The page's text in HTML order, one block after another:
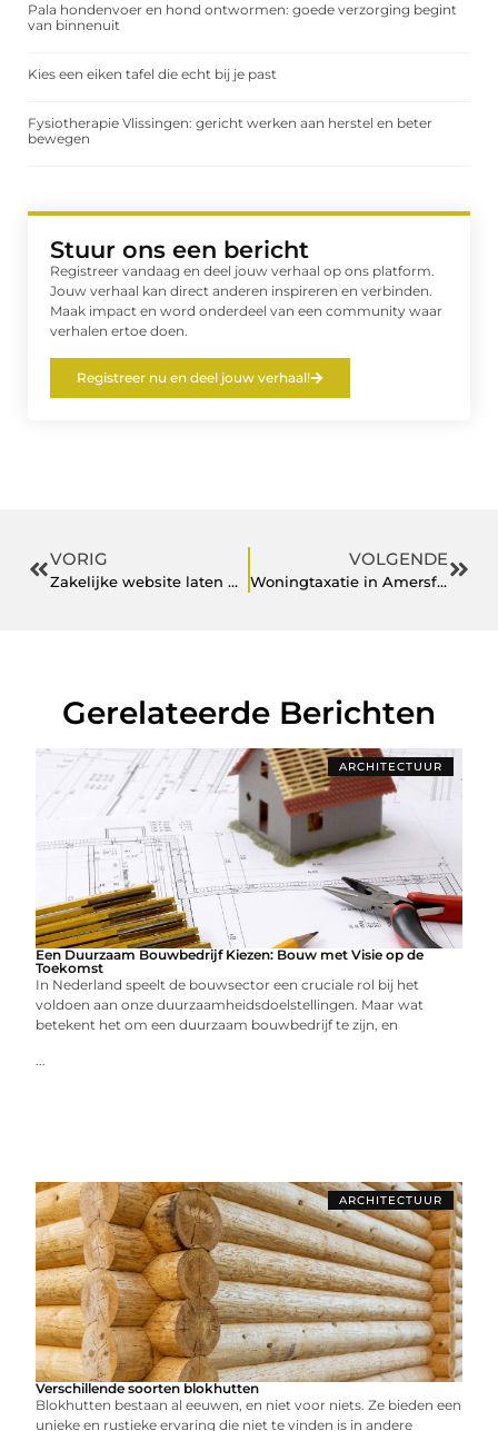
Pala hondenvoer en hond ontwormen: goede verzorging begint
van binnenuit
Kies een eiken tafel die echt bij je past
Fysiotherapie Vlissingen: gericht werken aan herstel en beter
bewegen
Stuur ons een bericht
Registreer vandaag en deel jouw verhaal op ons platform.
Jouw verhaal kan direct anderen inspireren en verbinden.
Maak impact en word onderdeel van een community waar
verhalen ertoe doen.
Registreer nu en deel jouw verhaal!
VORIG
Zakelijke website laten maken
VOLGENDE
Woningtaxatie in Amersfoort: hoe Schoof helpt
Gerelateerde Berichten
ARCHITECTUUR
Een Duurzaam Bouwbedrijf Kiezen: Bouw met Visie op de
Toekomst
In Nederland speelt de bouwsector een cruciale rol bij het
voldoen aan onze duurzaamheidsdoelstellingen. Maar wat
betekent het om een duurzaam bouwbedrijf te zijn, en
...
ARCHITECTUUR
Verschillende soorten blokhutten
Blokhutten bestaan al eeuwen, en niet voor niets. Ze bieden een
unieke en rustieke ervaring die niet te vinden is in andere